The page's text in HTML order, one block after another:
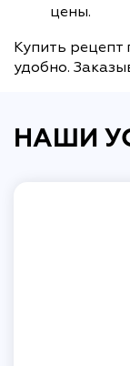
цены.
Купить рецепт
удобно.
НАШИ